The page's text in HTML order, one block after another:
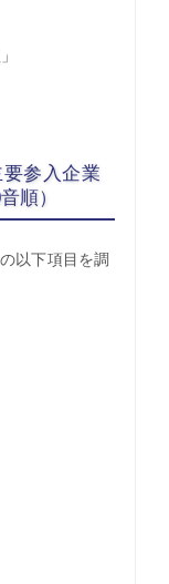
参入企業
順）
以下項目を調